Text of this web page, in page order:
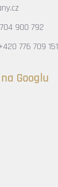
900 792
776 709 151
Googlu
nabízíme